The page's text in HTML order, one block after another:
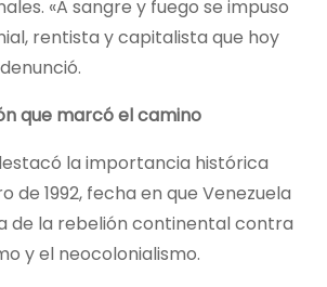
«A sangre y fuego se impuso
rentista y capitalista que hoy
que marcó el camino
la importancia histórica
de 1992, fecha en que Venezuela
de la rebelión continental contra
y el neocolonialismo.